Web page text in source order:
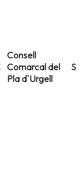
Consell
Comarcal del
Pla d'Urgell